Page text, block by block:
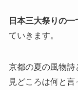
日本三大祭りの
ていきます。
京都の夏の風物詩
見どころは何と